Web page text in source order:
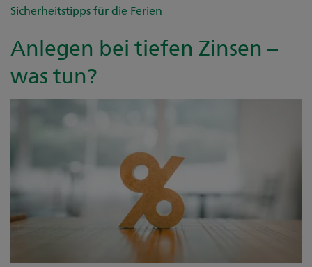
Sicherheitstipps für die Ferien
Anlegen bei tiefen Zinsen –
was tun?